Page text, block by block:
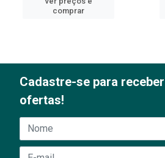
comprar
Cadastre-se para
ofertas!